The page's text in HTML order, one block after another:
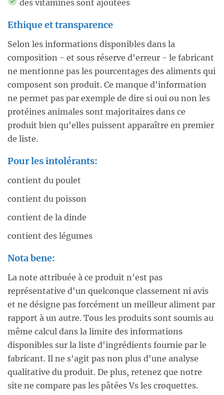
des vitamines sont ajoutées
Ethique et transparence
Selon les informations disponibles dans la
composition - et sous réserve d'erreur - le fabricant
ne mentionne pas les pourcentages des aliments qui
composent son produit. Ce manque d'information
ne permet pas par exemple de dire si oui ou non les
protéines animales sont majoritaires dans ce
produit bien qu'elles puissent apparaître en premier
de liste.
Pour les intolérants:
contient du poulet
contient du poisson
contient de la dinde
contient des légumes
Nota bene:
La note attribuée à ce produit n'est pas
représentative d'un quelconque classement ni avis
et ne désigne pas forcément un meilleur aliment par
rapport à un autre. Tous les produits sont soumis au
même calcul dans la limite des informations
disponibles sur la liste d'ingrédients fournie par le
fabricant. Il ne s'agit pas non plus d'une analyse
qualitative du produit. De plus, retenez que notre
site ne compare pas les pâtées Vs les croquettes.